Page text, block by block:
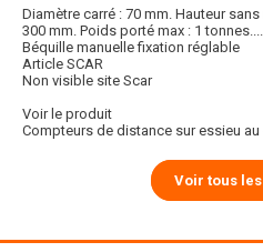
Diamètre carré : 70 mm. Hauteur
300 mm. Poids porté max : 1 tonnes....
Béquille manuelle fixation réglable
Article SCAR
Non visible site Scar
Voir le produit
Compteurs de distance sur essieu au
Voir tous